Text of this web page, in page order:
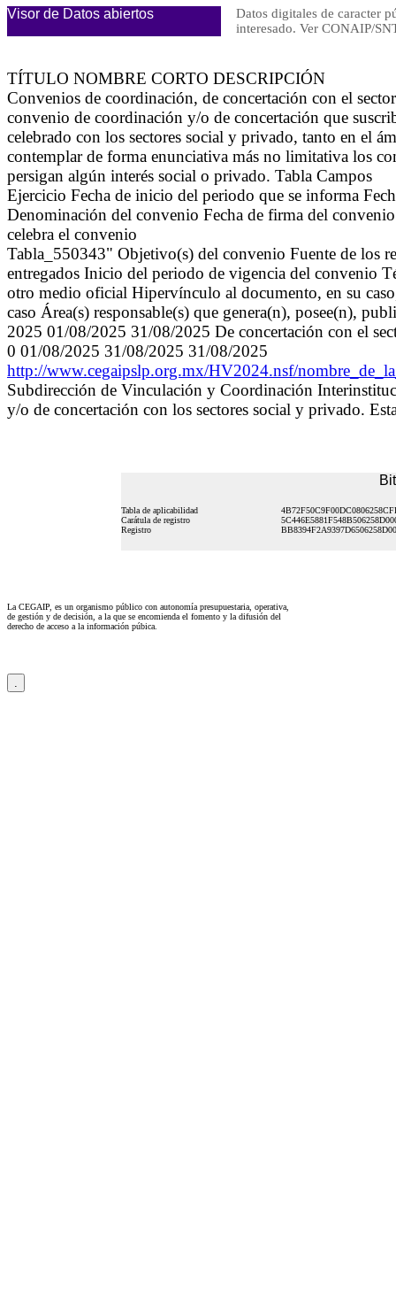
Visor de Datos abiertos
Datos digitales de caracter
interesado. Ver CONAIP/
TÍTULO NOMBRE CORTO DESCRIPCIÓN
Convenios de coordinación, de concertación con el
convenio de coordinación y/o de concertación que
celebrado con los sectores social y privado, tanto en el
contemplar de forma enunciativa más no limitativa los
persigan algún interés social o privado. Tabla Campos
Ejercicio Fecha de inicio del periodo que se informa
Denominación del convenio Fecha de firma del
celebra el convenio
Tabla_550343" Objetivo(s) del convenio Fuente de los
entregados Inicio del periodo de vigencia del convenio
otro medio oficial Hipervínculo al documento, en su
caso Área(s) responsable(s) que genera(n), posee(n),
2025 01/08/2025 31/08/2025 De concertación con el
0 01/08/2025 31/08/2025 31/08/2025
http://www.cegaipslp.org.mx/HV2024.nsf/
Subdirección de Vinculación y Coordinación
y/o de concertación con los sectores social y privado.
Tabla de aplicabilidad
Carátula de registro
Registro
La CEGAIP, es un organismo público con autonomía presupuestaria, operativa,
de gestión y de decisión, a la que se encomienda el fomento y la difusión del
derecho de acceso a la información púbica.